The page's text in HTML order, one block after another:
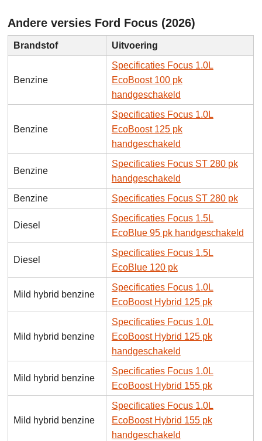
Andere versies Ford Focus (2026)
Brandstof Uitvoering
Benzine
Specificaties Focus 1.0L
EcoBoost 100 pk
handgeschakeld
Benzine
Specificaties Focus 1.0L
EcoBoost 125 pk
handgeschakeld
Benzine
Specificaties Focus ST 280 pk
handgeschakeld
Benzine
Specificaties Focus ST 280 pk
Diesel
Specificaties Focus 1.5L
EcoBlue 95 pk handgeschakeld
Diesel
Specificaties Focus 1.5L
EcoBlue 120 pk
Mild hybrid benzine
Specificaties Focus 1.0L
EcoBoost Hybrid 125 pk
Mild hybrid benzine
Specificaties Focus 1.0L
EcoBoost Hybrid 125 pk
handgeschakeld
Mild hybrid benzine
Specificaties Focus 1.0L
EcoBoost Hybrid 155 pk
Mild hybrid benzine
Specificaties Focus 1.0L
EcoBoost Hybrid 155 pk
handgeschakeld